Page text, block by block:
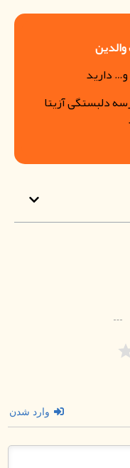
دارید
دلبستگی آزیتا
وارد شدن